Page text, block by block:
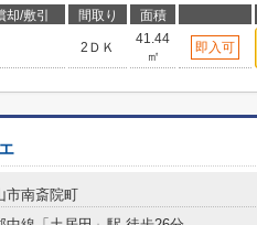
/敷引 間取り 面積
2ＤＫ
41.44
㎡
即入可
市南斎院町